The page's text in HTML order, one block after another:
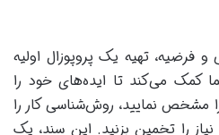
فرضیه، تهیه یک پروپوزال اولیه
کمک می‌کند تا ایده‌های خود را
مشخص نمایید، روش‌شناسی کار را
نیاز را تخمین بزنید. این سند، یک